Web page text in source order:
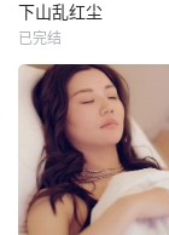
下山乱红尘
已完结